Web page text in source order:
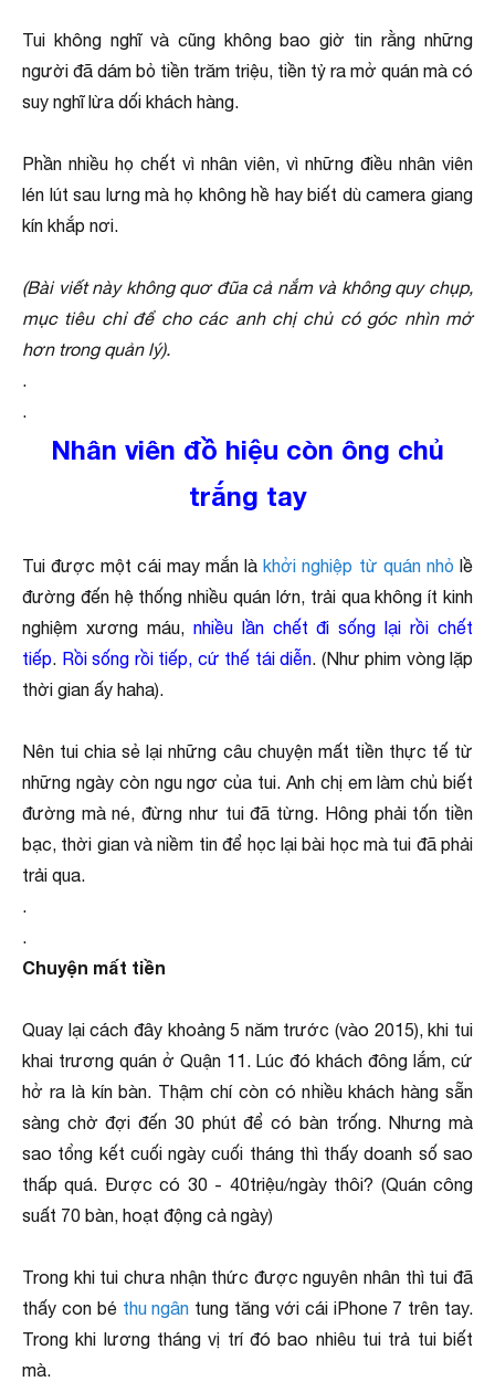
Tui không nghĩ và cũng không bao giờ tin rằng những
người đã dám bỏ tiền trăm triệu, tiền tỷ ra mở quán mà có
suy nghĩ lừa dối khách hàng.
Phần nhiều họ chết vì nhân viên, vì những điều nhân viên
lén lút sau lưng mà họ không hề hay biết dù camera giang
kín khắp nơi.
(Bài viết này không quơ đũa cả nắm và không quy chụp,
mục tiêu chỉ để cho các anh chị chủ có góc nhìn mở
hơn trong quản lý).
.
.
Nhân viên đồ hiệu còn ông chủ
trắng tay
Tui được một cái may mắn làkhởi nghiệp từ quán nhỏ lề
đường đến hệ thống nhiều quán lớn, trải qua không ít kinh
nghiệm xương máu, nhiều lần chết đi sống lại rồi chết
tiếp. Rồi sống rồi tiếp, cứ thế tái diễn. (Như phim vòng lặp
thời gian ấy haha).
Nên tui chia sẻ lại những câu chuyện mất tiền thực tế từ
những ngày còn ngu ngơ của tui. Anh chị em làm chủ biết
đường mà né, đừng như tui đã từng. Hông phải tốn tiền
bạc, thời gian và niềm tin để học lại bài học mà tui đã phải
trải qua.
.
.
Chuyện mất tiền
Quay lại cách đây khoảng 5 năm trước (vào 2015), khi tui
khai trương quán ở Quận 11. Lúc đó khách đông lắm, cứ
hở ra là kín bàn. Thậm chí còn có nhiều khách hàng sẵn
sàng chờ đợi đến 30 phút để có bàn trống. Nhưng mà
sao tổng kết cuối ngày cuối tháng thì thấy doanh số sao
thấp quá. Được có 30 - 40triệu/ngày thôi? (Quán công
suất 70 bàn, hoạt động cả ngày)
Trong khi tui chưa nhận thức được nguyên nhân thì tui đã
thấy con bé thu ngân tung tăng với cái iPhone 7 trên tay.
Trong khi lương tháng vị trí đó bao nhiêu tui trả tui biết
mà.